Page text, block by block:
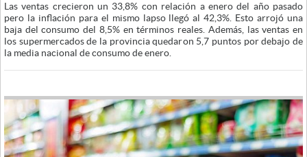
Las ventas crecieron un 33,8% con relación a enero del año pasado
pero la inflación para el mismo lapso llegó al 42,3%. Esto arrojó una
baja del consumo del 8,5% en términos reales. Además, las ventas en
los supermercados de la provincia quedaron 5,7 puntos por debajo de
la media nacional de consumo de enero.